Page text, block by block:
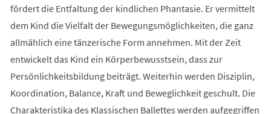
fördert die Entfaltung der kindlichen Phantasie. Er vermittelt
dem Kind die Vielfalt der Bewegungsmöglichkeiten, die ganz
allmählich eine tänzerische Form annehmen. Mit der Zeit
entwickelt das Kind ein Körperbewusstsein, dass zur
Persönlichkeitsbildung beiträgt. Weiterhin werden Disziplin,
Koordination, Balance, Kraft und Beweglichkeit geschult. Die
Charakteristika des Klassischen Ballettes werden aufgegriffen